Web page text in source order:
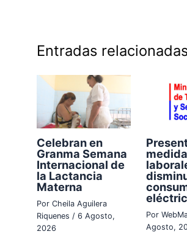
Entradas
Celebran en
Granma Semana
Internacional de
la Lactancia
Materna
PorCheila Aguilera
Riquenes/6 Agosto,
2026
Por
Agosto,